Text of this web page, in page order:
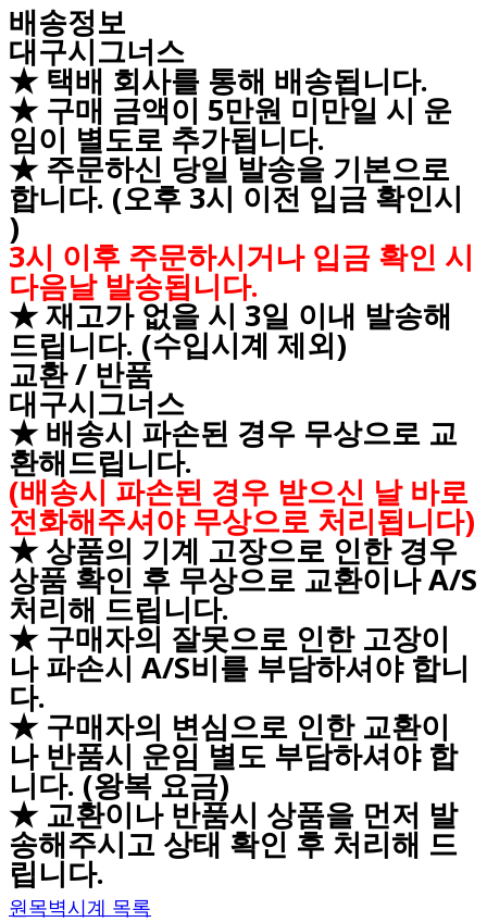
배송정보
대구시그너스
★ 택배 회사를 통해 배송됩니다.
★ 구매 금액이 5만원 미만일 시 운
임이 별도로 추가됩니다.
★ 주문하신 당일 발송을 기본으로
합니다. (오후 3시 이전 입금 확인시
)
3시 이후 주문하시거나 입금 확인 시
다음날 발송됩니다.
★ 재고가 없을 시 3일 이내 발송해
드립니다. (수입시계 제외)
교환 / 반품
대구시그너스
★ 배송시 파손된 경우 무상으로 교
환해드립니다.
(배송시 파손된 경우 받으신 날 바로
전화해주셔야 무상으로 처리됩니다)
★ 상품의 기계 고장으로 인한 경우
상품 확인 후 무상으로 교환이나 A/S
처리해 드립니다.
★ 구매자의 잘못으로 인한 고장이
나 파손시 A/S비를 부담하셔야 합니
다.
★ 구매자의 변심으로 인한 교환이
나 반품시 운임 별도 부담하셔야 합
니다. (왕복 요금)
★ 교환이나 반품시 상품을 먼저 발
송해주시고 상태 확인 후 처리해 드
립니다.
원목벽시계 목록